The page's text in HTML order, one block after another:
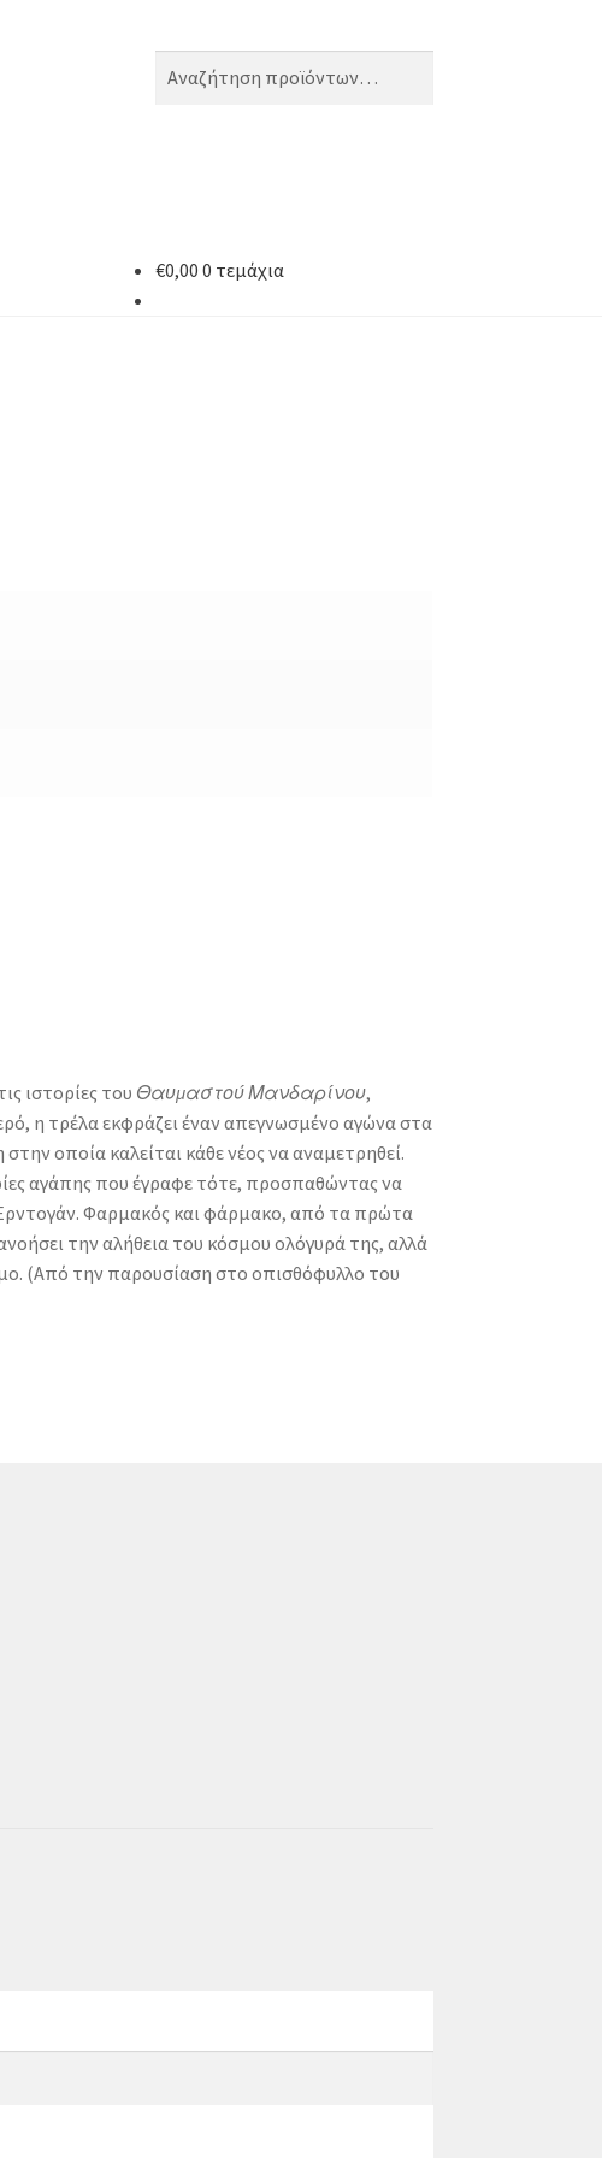
Αναζήτηση
Αναζήτηση
€0,00 0 τεμάχια
ιστορίες του Θαυμαστού Μανδαρίνου,
η τρέλα εκφράζει έναν απεγνωσμένο αγώνα στα
οποία καλείται κάθε νέος να αναμετρηθεί.
αγάπης που έγραφε τότε, προσπαθώντας να
Ερντογάν. Φαρμακός και φάρμακο, από τα πρώτα
την αλήθεια του κόσμου ολόγυρά της, αλλά
(Από την παρουσίαση στο οπισθόφυλλο του